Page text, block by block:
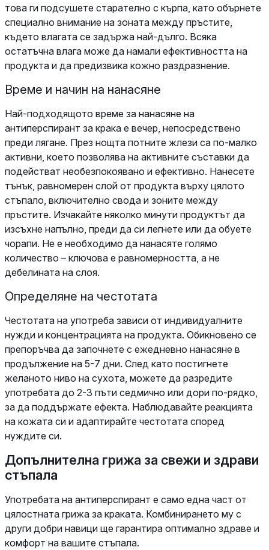
това ги подсушете старателно с кърпа, като обърнете
специално внимание на зоната между пръстите,
където влагата се задържа най-дълго. Всяка
остатъчна влага може да намали ефективността на
продукта и да предизвика кожно раздразнение.
Време и начин на нанасяне
Най-подходящото време за нанасяне на
антиперспирант за крака е вечер, непосредствено
преди лягане. През нощта потните жлези са по-малко
активни, което позволява на активните съставки да
подействат необезпокоявано и ефективно. Нанесете
тънък, равномерен слой от продукта върху цялото
стъпало, включително свода и зоните между
пръстите. Изчакайте няколко минути продуктът да
изсъхне напълно, преди да си легнете или да обуете
чорапи. Не е необходимо да нанасяте голямо
количество – ключова е равномерността, а не
дебелината на слоя.
Определяне на честотата
Честотата на употреба зависи от индивидуалните
нужди и концентрацията на продукта. Обикновено се
препоръчва да започнете с ежедневно нанасяне в
продължение на 5-7 дни. След като постигнете
желаното ниво на сухота, можете да разредите
употребата до 2-3 пъти седмично или дори по-рядко,
за да поддържате ефекта. Наблюдавайте реакцията
на кожата си и адаптирайте честотата според
нуждите си.
Допълнителна грижа за свежи и здрави
стъпала
Употребата на антиперспирант е само една част от
цялостната грижа за краката. Комбинирането му с
други добри навици ще гарантира оптимално здраве и
комфорт на вашите стъпала.